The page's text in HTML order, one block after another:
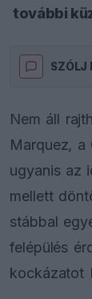
további
SZÓLJ
Nem áll
Marquez, a
ugyanis az
mellett
stábbal
felépülés
kockázatot